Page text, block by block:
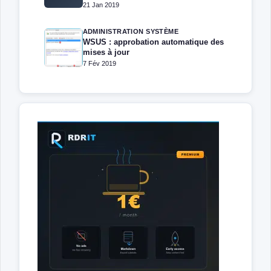
21 Jan 2019
ADMINISTRATION SYSTÈME
WSUS : approbation automatique des
mises à jour
7 Fév 2019